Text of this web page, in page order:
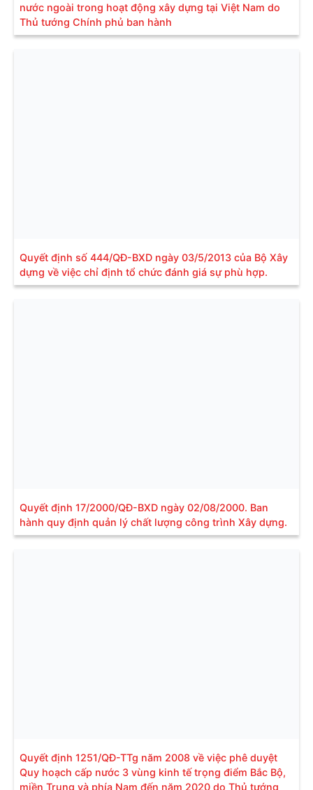
nước ngoài trong hoạt động xây dựng tại Việt Nam do
Thủ tướng Chính phủ ban hành
Quyết định số 444/QĐ-BXD ngày 03/5/2013 của Bộ Xây
dựng về việc chỉ định tổ chức đánh giá sự phù hợp.
Quyết định 17/2000/QĐ-BXD ngày 02/08/2000. Ban
hành quy định quản lý chất lượng công trình Xây dựng.
Quyết định 1251/QĐ-TTg năm 2008 về việc phê duyệt
Quy hoạch cấp nước 3 vùng kinh tế trọng điểm Bắc Bộ,
miền Trung và phía Nam đến năm 2020 do Thủ tướng